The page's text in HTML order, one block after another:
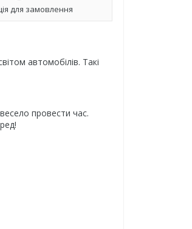
для замовлення
автомобілів. Такі
провести час.